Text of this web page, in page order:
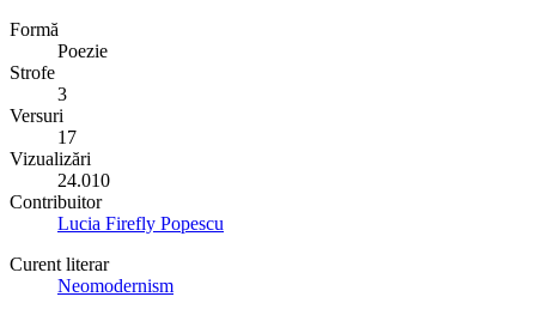
Formă
Poezie
Strofe
3
Versuri
17
Vizualizări
24.010
Contribuitor
Lucia Firefly Popescu
Curent literar
Neomodernism